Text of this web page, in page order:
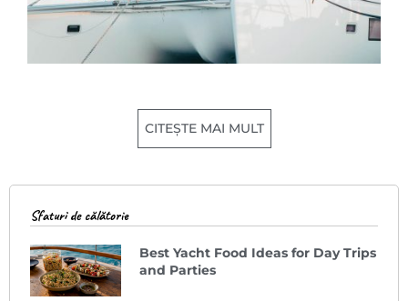
CITEȘTE MAI MULT
Sfaturi de călătorie
Best Yacht Food Ideas for Day Trips
and Parties